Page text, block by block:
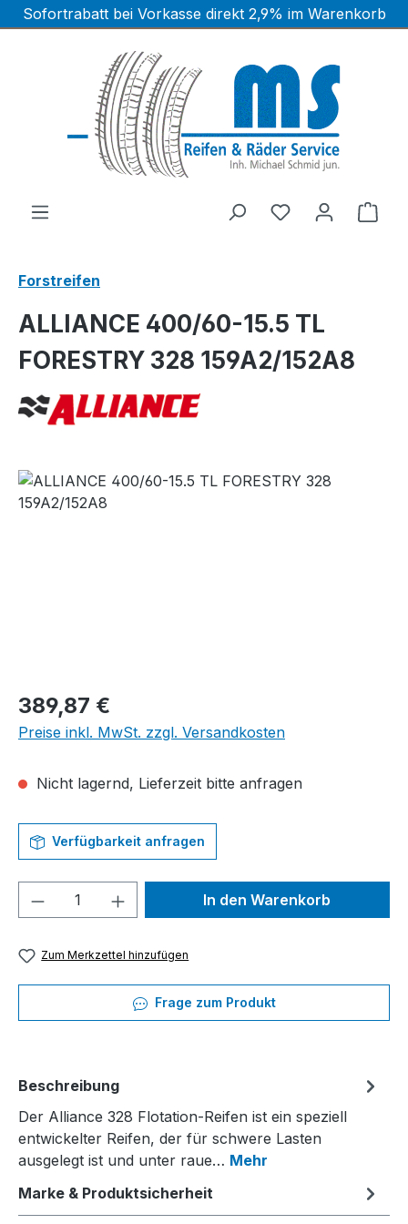
Zum Hauptinhalt springen
Sofortrabatt bei Vorkasse direkt 2,9% im Warenkorb
Forstreifen
ALLIANCE 400/60-15.5 TL
FORESTRY 328 159A2/152A8
Bildergalerie überspringen
Regulärer Preis:
389,87 €
Preise inkl. MwSt. zzgl. Versandkosten
Nicht lagernd, Lieferzeit bitte anfragen
Verfügbarkeit anfragen
Produkt Anzahl: Gib denIn den Warenkorb
Zum Merkzettel hinzufügen
Frage zum Produkt
Beschreibung
Der Alliance 328 Flotation-Reifen ist ein speziell
entwickelter Reifen, der für schwere Lasten
ausgelegt ist und unter raue… Mehr
Marke & Produktsicherheit